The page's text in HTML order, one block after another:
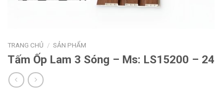
TRANG CHỦ / SẢN PHẨM
Tấm Ốp Lam 3 Sóng – Ms: LS15200 – 24